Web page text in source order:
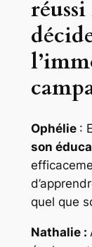
Ophélie :
son
quel que
Nathalie :